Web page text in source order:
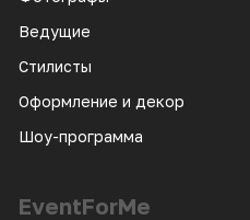
Ведущие
Стилисты
Оформление и декор
Шоу-программа
EventForMe